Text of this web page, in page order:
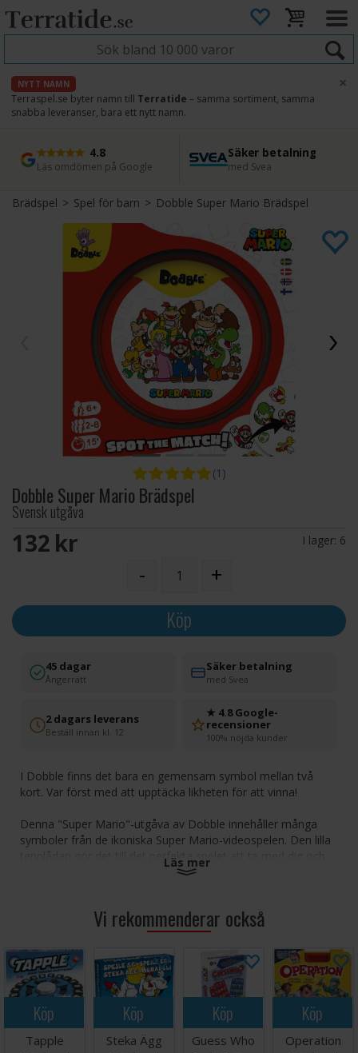
NYTT NAMN
Terraspel.se byter namn till Terratide – samma sortiment, samma
snabba leveranser, bara ett nytt namn.
×
4.8
Läs omdömen på Google
Säker betalning
med Svea
Snabb leverans
Direkt från lager
45 dagars ångerrätt
Enkel retur
Brädspel>Spel för barn> Dobble Super Mario Brädspel
(1)
Dobble Super Mario Brädspel
Svensk utgåva
132 SEK I lager: 6
- +
Köp
45 dagar
Ångerrätt
Säker betalning
med Svea
2 dagars leverans
Beställ innan kl. 12
★ 4.8 Google-
recensioner
100% nöjda kunder
I Dobble finns det bara en gemensam symbol mellan två
kort. Var först med att upptäcka likheten för att vinna!
Denna "Super Mario"-utgåva av Dobble innehåller många
symboler från de ikoniska Super Mario-videospelen. Den lilla
tennlådan gör det till det perfekta spelet att ta med dig och
spela var som helst. Dobble är ett bra spel för alla. Det är
Antal spelare: 2-8
Speltid: 15 minuter
Språk: Svenska Regler.
Läs mer
Vi rekommenderar också
Köp
Tapple
Köp
Steka Ägg
Köp
Guess Who
Köp
Operation